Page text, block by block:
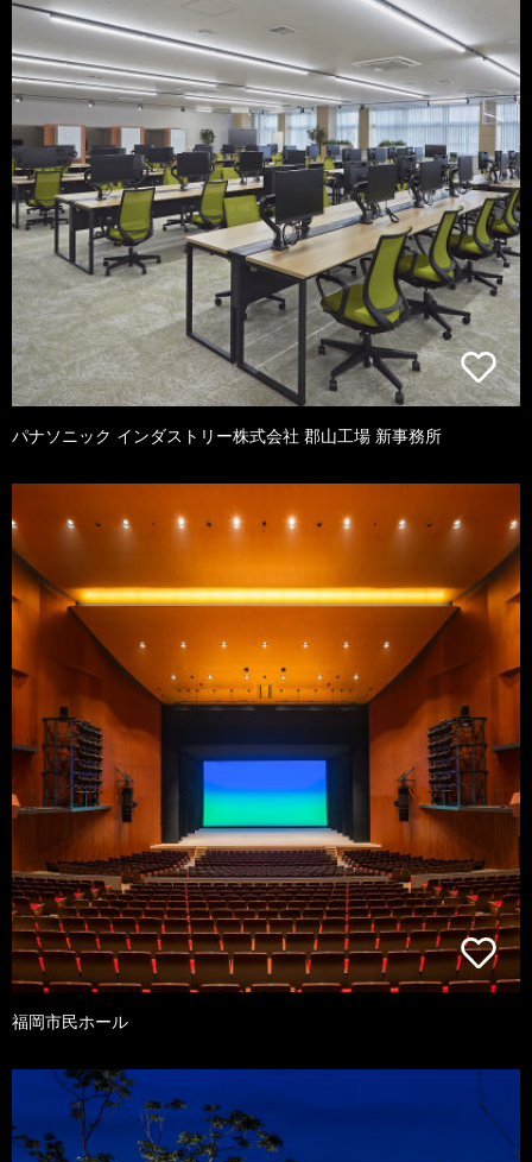
パナソニック インダストリー株式会社 郡山工場 新事務所
福岡市民ホール